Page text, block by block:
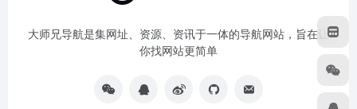
大师兄导航是集网址、资源、资讯于一体的导航网站，旨在让
你找网站更简单